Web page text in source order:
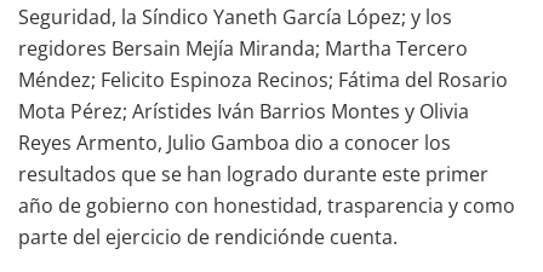
Seguridad, la Síndico Yaneth García López; y los
regidores Bersain Mejía Miranda; Martha Tercero
Méndez; Felicito Espinoza Recinos; Fátima del Rosario
Mota Pérez; Arístides Iván Barrios Montes y Olivia
Reyes Armento, Julio Gamboa dio a conocer los
resultados que se han logrado durante este primer
año de gobierno con honestidad, trasparencia y como
parte del ejercicio de rendiciónde cuenta.